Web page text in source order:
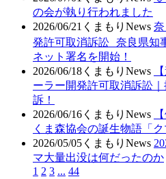
の会が執り行われました
2026/06/21 くまもりNews
発許可取消訴訟 奈良県知
ネット署名を開始！
2026/06/18 くまもりNews
ーラー開発許可取消訴訟
訴！
2026/06/16 くまもりNews
くま森協会の誕生物語「ク
2026/05/05 くまもりNews
マ大量出没は何だったのか
1 2 3 ... 44